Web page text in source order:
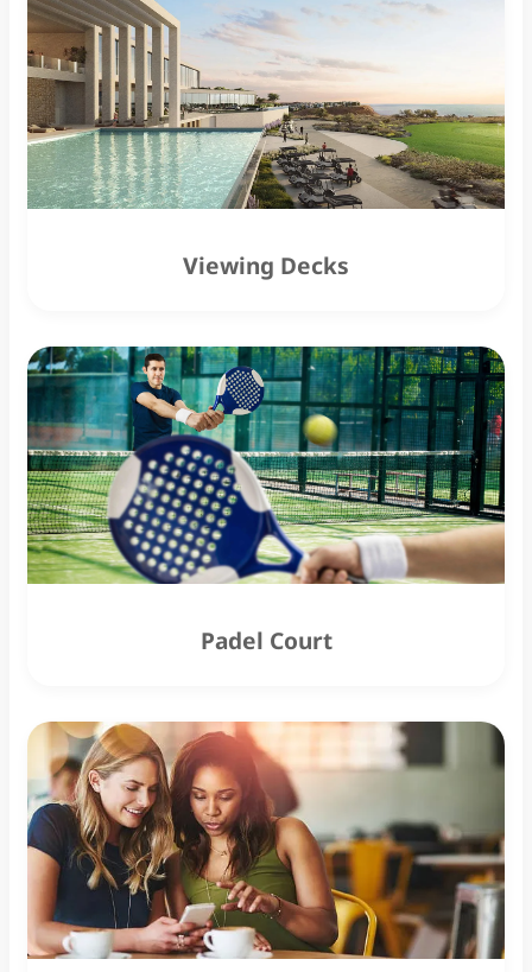
Viewing Decks
Padel Court